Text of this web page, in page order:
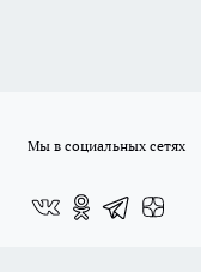
Мы в социальных сетях